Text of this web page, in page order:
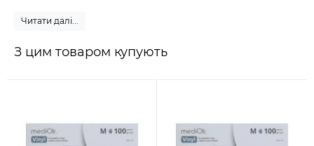
Читати далі...
З цим товаром купують